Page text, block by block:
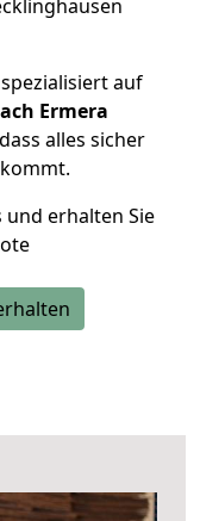
auf
Ermera
alles sicher
und erhalten Sie